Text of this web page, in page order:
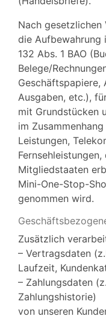
Nach
die Aufbewahrung
132 Abs. 1 BAO
Belege/
Geschäftspapiere,
Ausgaben, etc.),
mit Grundstücken
im
Leistungen,
Mitgliedstaaten
Mini-One-Stop-
genommen wird.
Zusätzlich
– Vertragsdaten
Laufzeit,
– Zahlungsdaten
Zahlungshistorie)
von unseren